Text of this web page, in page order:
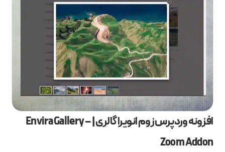
افزونه وردپرس زوم انویرا گالری | Envira Gallery –
Zoom Addon